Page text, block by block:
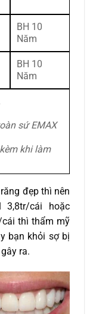
BH 10
Năm
BH 10
Năm
sứ EMAX
khi làm
đẹp thì nên
3,8tr/cái hoặc
cái thì thẩm mỹ
bạn khỏi sợ bị
ra.